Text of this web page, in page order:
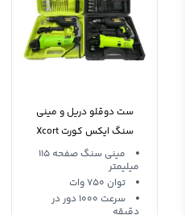
ست دوقلو دریل و مینی
سنگ ایکس کورت Xcort
Xcom03-2024 مینی سنگ صفحه 115
میلیمتر
توان 750 وات
سرعت 1000 دور در